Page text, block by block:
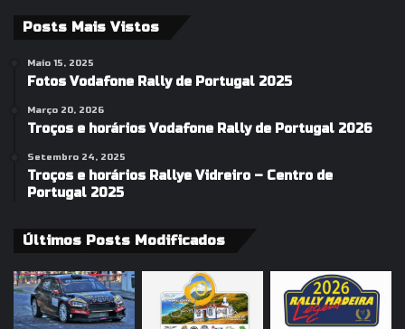
Posts Mais Vistos
Maio 15, 2025
Fotos Vodafone Rally de Portugal 2025
Março 20, 2026
Troços e horários Vodafone Rally de Portugal 2026
Setembro 24, 2025
Troços e horários Rallye Vidreiro – Centro de
Portugal 2025
Últimos Posts Modificados